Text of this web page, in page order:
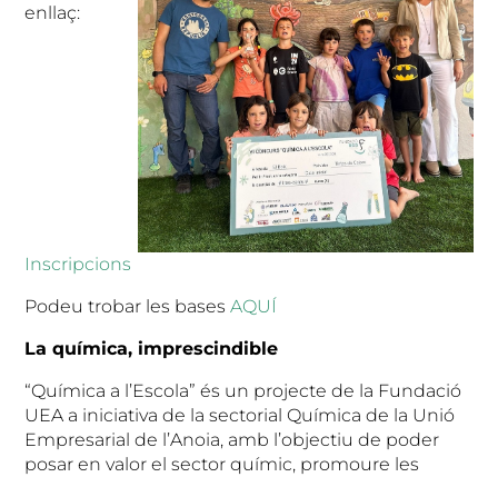
enllaç:
Inscripcions
Podeu trobar les basesAQUÍ
La química, imprescindible
“Química a l’Escola” és un projecte de la Fundació
UEA a iniciativa de la sectorial Química de la Unió
Empresarial de l’Anoia, amb l’objectiu de poder
posar en valor el sector químic, promoure les